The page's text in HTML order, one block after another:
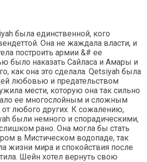
была единственной, кого
Она не жаждала власти, и
построить армии &# ее
было наказать Сайласа и Амары и
как она это сделала. Qetsiyah была
любовью и предательством
мести, которую она так сильно
ее многослойным и сложным
от любого других. К сожалению,
были немного и спорадическими,
рано. Она могла бы стать
в Мистическом водопаде, так
жизни мира и спокойствия после
Шейн хотел вернуть свою